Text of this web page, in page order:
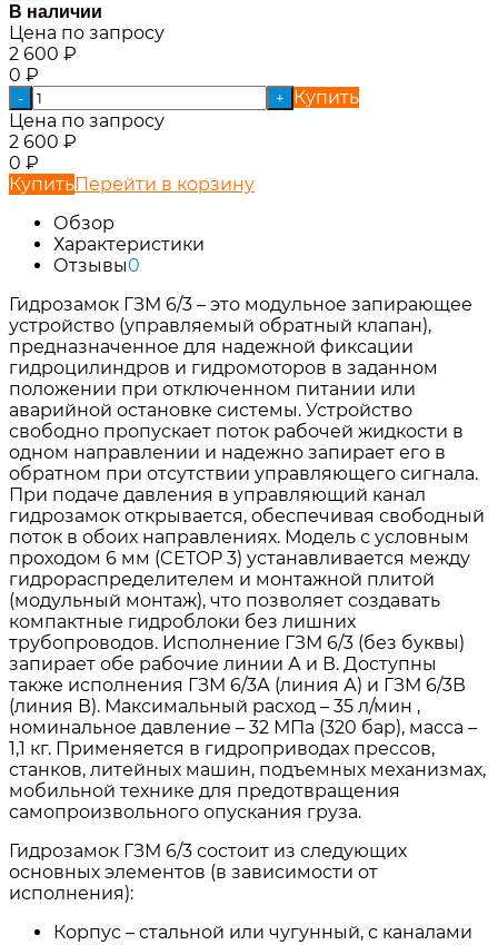
В наличии
Цена по запросу
2 600 ₽
0 ₽
- +
Купить
Цена по запросу
2 600 ₽
0 ₽
КупитьПерейти в корзину
Обзор
Характеристики
Отзывы0
Гидрозамок ГЗМ 6/3 – это модульное запирающее
устройство (управляемый обратный клапан),
предназначенное для надежной фиксации
гидроцилиндров и гидромоторов в заданном
положении при отключенном питании или
аварийной остановке системы. Устройство
свободно пропускает поток рабочей жидкости в
одном направлении и надежно запирает его в
обратном при отсутствии управляющего сигнала.
При подаче давления в управляющий канал
гидрозамок открывается, обеспечивая свободный
поток в обоих направлениях. Модель с условным
проходом 6 мм (CETOP 3) устанавливается между
гидрораспределителем и монтажной плитой
(модульный монтаж), что позволяет создавать
компактные гидроблоки без лишних
трубопроводов. Исполнение ГЗМ 6/3 (без буквы)
запирает обе рабочие линии А и В. Доступны
также исполнения ГЗМ 6/3А (линия А) и ГЗМ 6/3В
(линия В). Максимальный расход – 35 л/мин ,
номинальное давление – 32 МПа (320 бар), масса –
1,1 кг. Применяется в гидроприводах прессов,
станков, литейных машин, подъемных механизмах,
мобильной технике для предотвращения
самопроизвольного опускания груза.
Гидрозамок ГЗМ 6/3 состоит из следующих
основных элементов (в зависимости от
исполнения):
Корпус – стальной или чугунный, с каналами